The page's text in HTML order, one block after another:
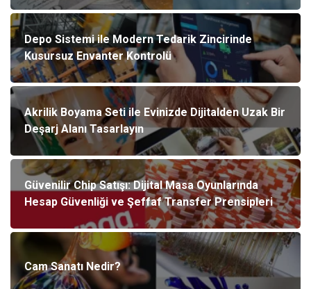
Depo Sistemi ile Modern Tedarik Zincirinde
Kusursuz Envanter Kontrolü
Akrilik Boyama Seti ile Evinizde Dijitalden Uzak Bir
Deşarj Alanı Tasarlayın
Güvenilir Chip Satışı: Dijital Masa Oyunlarında
Hesap Güvenliği ve Şeffaf Transfer Prensipleri
Cam Sanatı Nedir?